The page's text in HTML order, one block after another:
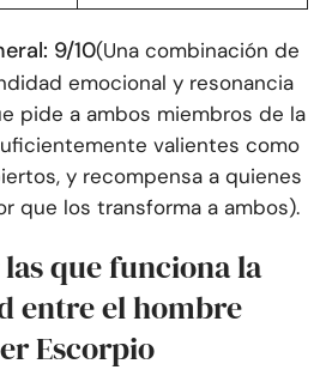
9/10(Una combinación de
emocional y resonancia
pide a ambos miembros de la
valientes como
y recompensa a quienes
que los transforma a ambos).
que funciona la
entre el hombre
Escorpio